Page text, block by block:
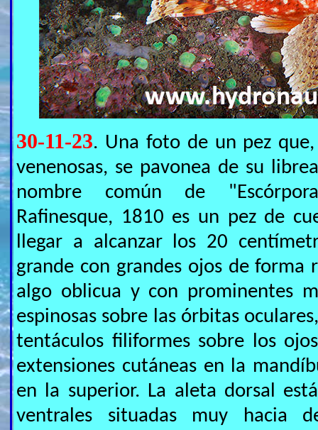
30-11-23. Una foto de un pez
venenosas, se pavonea de su
nombre común de
Rafinesque, 1810 es un pez de
llegar a alcanzar los 20
grande con grandes ojos de forma
algo oblicua y con prominentes
espinosas sobre las órbitas
tentáculos filiformes sobre los
extensiones cutáneas en la
en la superior. La aleta dorsal
ventrales situadas muy hacia